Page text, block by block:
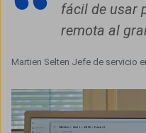
fácil de usar
remota al
Martien Selten Jefe de servicio